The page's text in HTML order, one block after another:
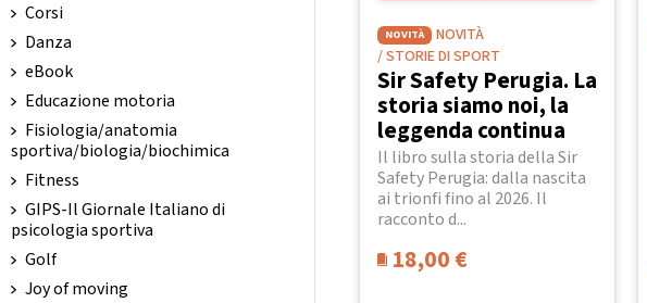
Corsi
Danza
eBook
Educazione motoria
Fisiologia/anatomia
sportiva/biologia/biochimica
Fitness
GIPS-Il Giornale Italiano di
psicologia sportiva
Golf
Joy of moving
NOVITÀ
NOVITÀ
/ STORIE DI SPORT
Sir Safety Perugia. La
storia siamo noi, la
leggenda continua
Il libro sulla storia della Sir
Safety Perugia: dalla nascita
ai trionfi fino al 2026. Il
racconto d...
18,00€